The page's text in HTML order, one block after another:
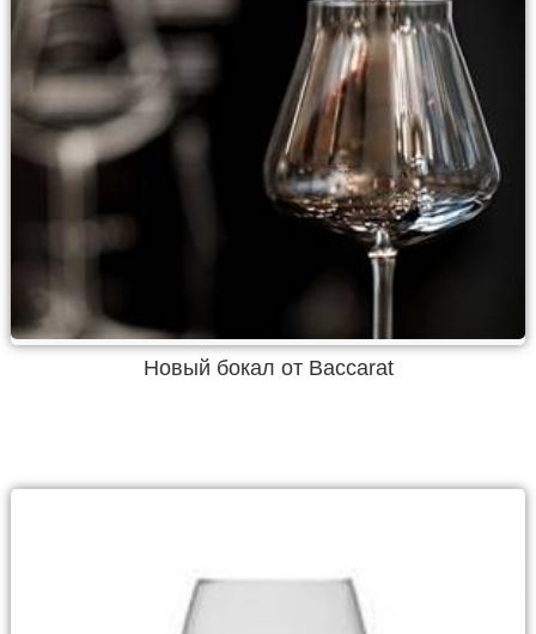
Новый бокал от Baccarat